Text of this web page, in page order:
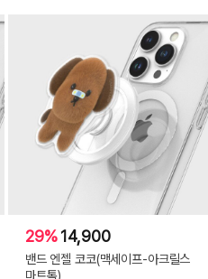
29%14,900
밴드 엔젤 코코(맥세이프-아크릴스
마트톡)